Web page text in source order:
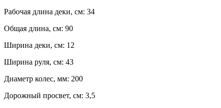
Рабочая длина деки, см: 34
Общая длина, см: 90
Ширина деки, см: 12
Ширина руля, см: 43
Диаметр колес, мм: 200
Дорожный просвет, см: 3,5